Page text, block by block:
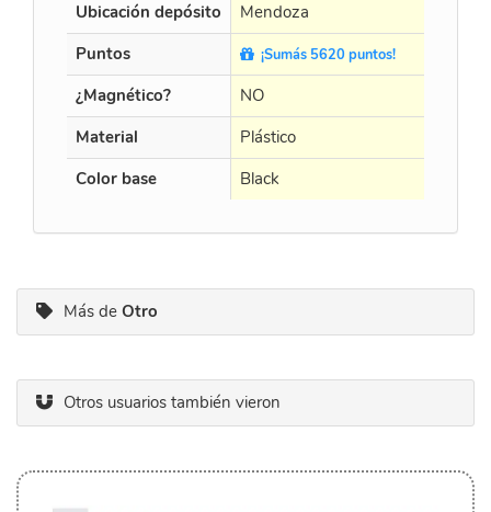
Ubicación depósito
Mendoza
Puntos
¡Sumás 5620 puntos!
¿Magnético? NO
Material
Plástico
Color base
Black
Más de Otro
Otros usuarios también vieron